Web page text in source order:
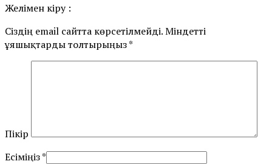
Желімен кіру :
Сіздің email сайтта көрсетілмейді. Міндетті
ұяшықтарды толтырыңыз*
Пікір
Есіміңіз*